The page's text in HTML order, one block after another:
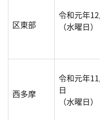
区東部
令和元年
（水曜日）
西多摩
令和元年
日
（水曜日）